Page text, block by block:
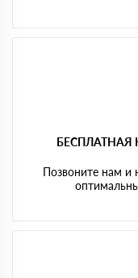
Позвоните нам и